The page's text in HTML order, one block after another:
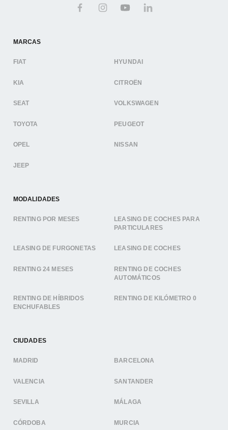
MARCAS
FIAT HYUNDAI
KIA CITROËN
SEAT VOLKSWAGEN
TOYOTA PEUGEOT
OPEL NISSAN
JEEP
MODALIDADES
RENTING POR MESES
LEASING DE COCHES PARA
PARTICULARES
LEASING DE FURGONETAS LEASING DE COCHES
RENTING 24 MESES
RENTING DE COCHES
AUTOMÁTICOS
RENTING DE HÍBRIDOS
ENCHUFABLES
RENTING DE KILÓMETRO 0
CIUDADES
MADRID BARCELONA
VALENCIA SANTANDER
SEVILLA MÁLAGA
CÓRDOBA MURCIA